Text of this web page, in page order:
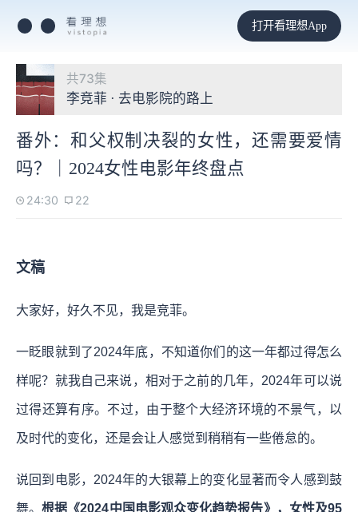
打开看理想App
共73集
李竞菲 · 去电影院的路上
番外：和父权制决裂的女性，还需要爱情
吗？｜2024女性电影年终盘点
24:30 22
文稿
大家好，好久不见，我是竞菲。
一眨眼就到了2024年底，不知道你们的这一年都过得怎么
样呢？就我自己来说，相对于之前的几年，2024年可以说
过得还算有序。不过，由于整个大经济环境的不景气，以
及时代的变化，还是会让人感觉到稍稍有一些倦怠的。
说回到电影，2024年的大银幕上的变化显著而令人感到鼓
舞。根据《2024中国电影观众变化趋势报告》，⼥性及95